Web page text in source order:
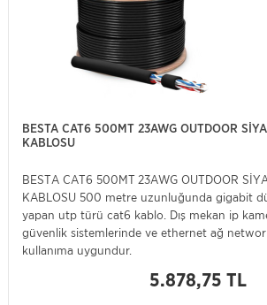
BESTA CAT6 500MT 23AWG OUTDOOR
KABLOSU
BESTA CAT6 500MT 23AWG OUTDOOR
KABLOSU 500 metre uzunluğunda gigabit
yapan utp türü cat6 kablo. Dış mekan ip
güvenlik sistemlerinde ve ethernet ağ
kullanıma uygundur.
5.878,75 TL